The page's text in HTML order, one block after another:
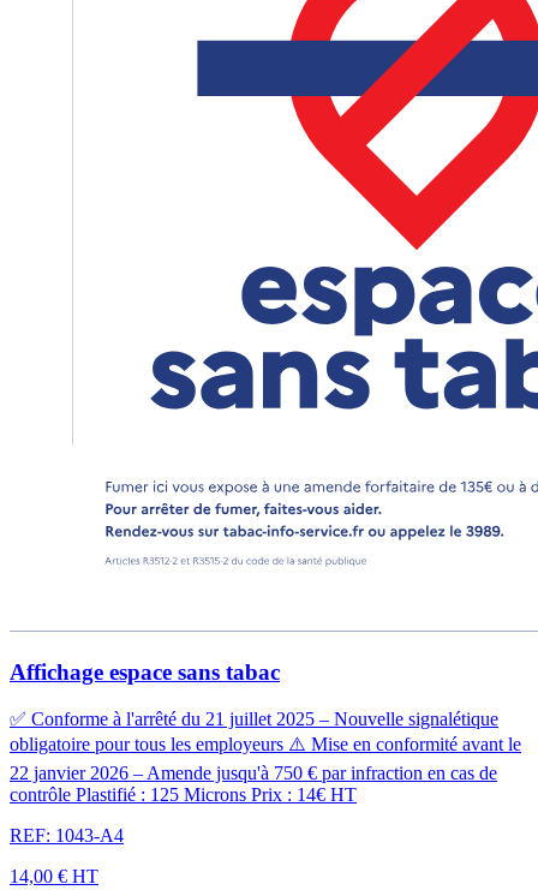
Affichage espace sans tabac
✅ Conforme à l'arrêté du 21 juillet 2025 – Nouvelle signalétique
obligatoire pour tous les employeurs ⚠️ Mise en conformité avant le
22 janvier 2026 – Amende jusqu'à 750 € par infraction en cas de
contrôle Plastifié : 125 Microns Prix : 14€ HT
REF: 1043-A4
14,00 € HT